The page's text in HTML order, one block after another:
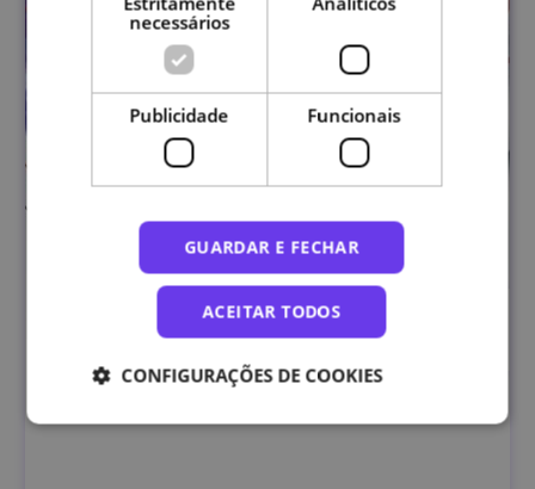
necessários
Publicidade Funcionais
GUARDAR E FECHAR
ACEITAR TODOS
CONFIGURAÇÕES DE COOKIES